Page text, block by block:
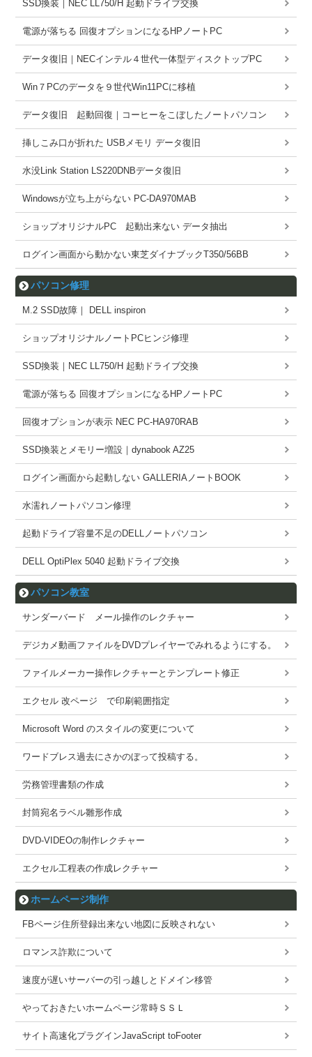
SSD換装｜NEC LL750/H 起動ドライブ交換
電源が落ちる 回復オプションになるHPノートPC
データ復旧｜NECインテル４世代一体型ディスクトップPC
Win７PCのデータを９世代Win11PCに移植
データ復旧 起動回復｜コーヒーをこぼしたノートパソコン
挿しこみ口が折れた USBメモリ データ復旧
水没Link Station LS220DNBデータ復旧
Windowsが立ち上がらない PC-DA970MAB
ショップオリジナルPC 起動出来ない データ抽出
ログイン画面から動かない東芝ダイナブックT350/56BB
パソコン修理
M.2 SSD故障｜ DELL inspiron
ショップオリジナルノートPCヒンジ修理
SSD換装｜NEC LL750/H 起動ドライブ交換
電源が落ちる 回復オプションになるHPノートPC
回復オプションが表示 NEC PC-HA970RAB
SSD換装とメモリー増設｜dynabook AZ25
ログイン画面から起動しない GALLERIAノートBOOK
水濡れノートパソコン修理
起動ドライブ容量不足のDELLノートパソコン
DELL OptiPlex 5040 起動ドライブ交換
パソコン教室
サンダーバード メール操作のレクチャー
デジカメ動画ファイルをDVDプレイヤーでみれるようにする。
ファイルメーカー操作レクチャーとテンプレート修正
エクセル 改ページ で印刷範囲指定
Microsoft Word のスタイルの変更について
ワードブレス過去にさかのぼって投稿する。
労務管理書類の作成
封筒宛名ラベル雛形作成
DVD-VIDEOの制作レクチャー
エクセル工程表の作成レクチャー
ホームページ制作
FBページ住所登録出来ない地図に反映されない
ロマンス詐欺について
速度が遅いサーバーの引っ越しとドメイン移管
やっておきたいホームページ常時ＳＳＬ
サイト高速化プラグインJavaScript toFooter